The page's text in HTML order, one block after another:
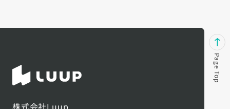
Page Top